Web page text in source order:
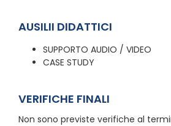
AUSILII DIDATTICI
SUPPORTO AUDIO / VIDEO
CASE STUDY
VERIFICHE FINALI
Non sono previste verifiche al